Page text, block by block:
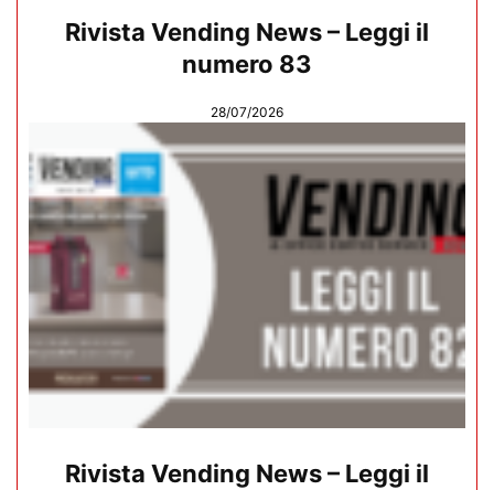
Rivista Vending News – Leggi il
numero 83
28/07/2026
Rivista Vending News – Leggi il